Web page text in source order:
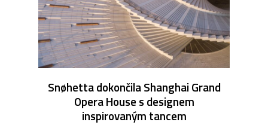
Snøhetta dokončila Shanghai Grand
Opera House s designem
inspirovaným tancem